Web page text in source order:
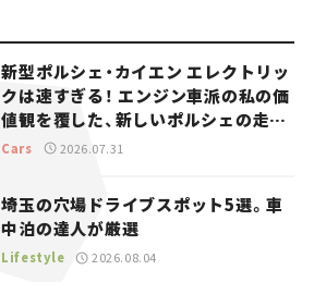
新型ポルシェ・カイエン エレクトリッ
クは速すぎる！ エンジン車派の私の価
値観を覆した、新しいポルシェの走
り。
Cars 2026.07.31
埼玉の穴場ドライブスポット5選。車
中泊の達人が厳選
Lifestyle 2026.08.04